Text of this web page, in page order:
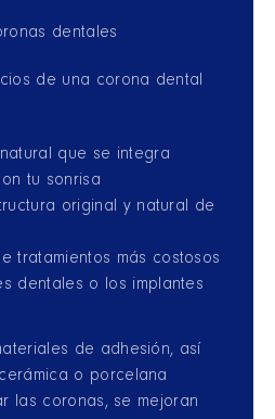
dentales
de una corona dental
que se integra
tu sonrisa
original y natural de
tratamientos más costosos
dentales o los implantes
de adhesión, así
o porcelana
las coronas, se mejoran